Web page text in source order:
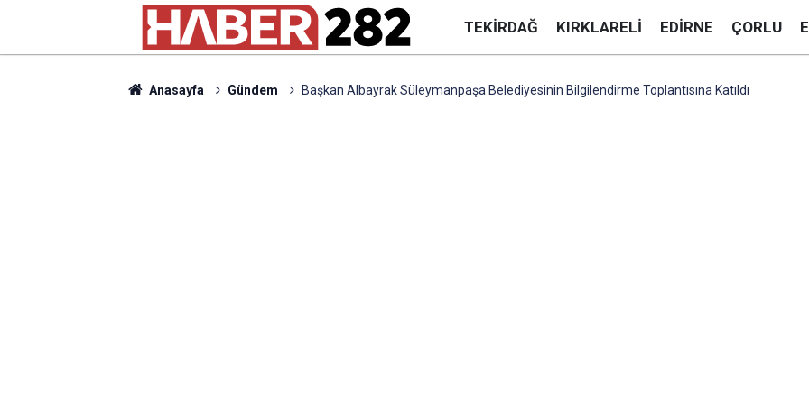
TEKIRDAĞ KIRKLARELI EDIRNE ÇORLU
Anasayfa Gündem Başkan Albayrak Süleymanpaşa Belediyesinin Bilgilendirme Toplantısına Katıldı